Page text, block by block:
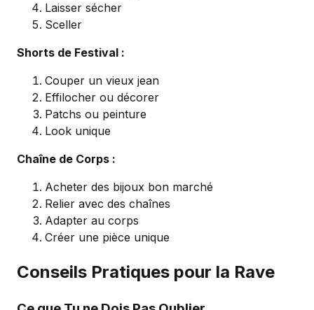
Laisser sécher
Sceller
Shorts de Festival :
Couper un vieux jean
Effilocher ou décorer
Patchs ou peinture
Look unique
Chaîne de Corps :
Acheter des bijoux bon marché
Relier avec des chaînes
Adapter au corps
Créer une pièce unique
Conseils Pratiques pour la Rave